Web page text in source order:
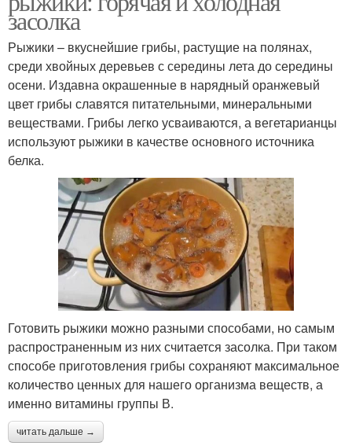
засолка
Рыжики – вкуснейшие грибы, растущие на полянах,
среди хвойных деревьев с середины лета до середины
осени. Издавна окрашенные в нарядный оранжевый
цвет грибы славятся питательными, минеральными
веществами. Грибы легко усваиваются, а вегетарианцы
используют рыжики в качестве основного источника
белка.
Готовить рыжики можно разными способами, но самым
распространенным из них считается засолка. При таком
способе приготовления грибы сохраняют максимальное
количество ценных для нашего организма веществ, а
именно витамины группы В.
читать дальше →